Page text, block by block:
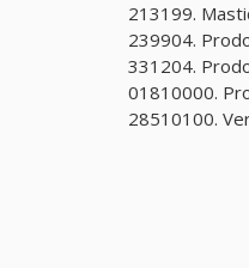
213199.
239904.
331204.
01810000.
28510100.